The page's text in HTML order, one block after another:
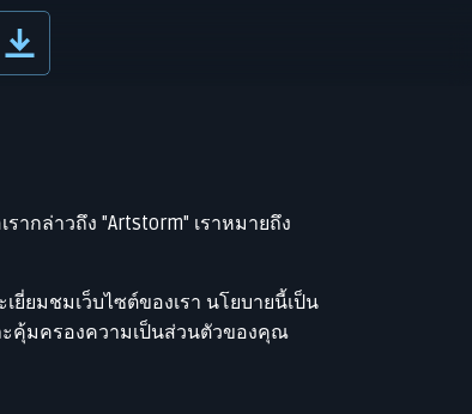
กล่าวถึง "Artstorm" เราหมายถึง
ยมชมเว็บไซต์ของเรา นโยบายนี้เป็น
ะคุ้มครองความเป็นส่วนตัวของคุณ